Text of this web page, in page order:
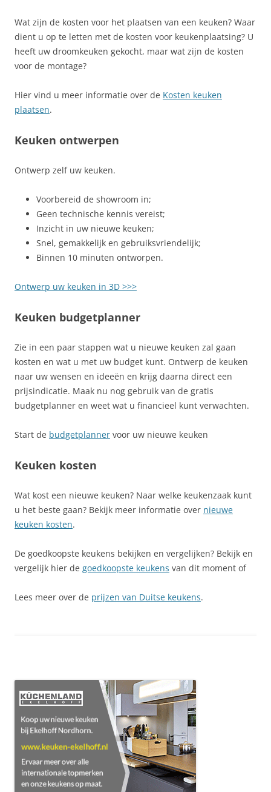
Wat zijn de kosten voor het plaatsen van een keuken? Waar
dient u op te letten met de kosten voor keukenplaatsing? U
heeft uw droomkeuken gekocht, maar wat zijn de kosten
voor de montage?
Hier vind u meer informatie over de Kosten keuken
plaatsen.
Keuken ontwerpen
Ontwerp zelf uw keuken.
Voorbereid de showroom in;
Geen technische kennis vereist;
Inzicht in uw nieuwe keuken;
Snel, gemakkelijk en gebruiksvriendelijk;
Binnen 10 minuten ontworpen.
Ontwerp uw keuken in 3D >>>
Keuken budgetplanner
Zie in een paar stappen wat u nieuwe keuken zal gaan
kosten en wat u met uw budget kunt. Ontwerp de keuken
naar uw wensen en ideeën en krijg daarna direct een
prijsindicatie. Maak nu nog gebruik van de gratis
budgetplanner en weet wat u financieel kunt verwachten.
Start de budgetplanner voor uw nieuwe keuken
Keuken kosten
Wat kost een nieuwe keuken? Naar welke keukenzaak kunt
u het beste gaan? Bekijk meer informatie over nieuwe
keuken kosten.
De goedkoopste keukens bekijken en vergelijken? Bekijk en
vergelijk hier de goedkoopste keukens van dit moment of
Lees meer over de prijzen van Duitse keukens.